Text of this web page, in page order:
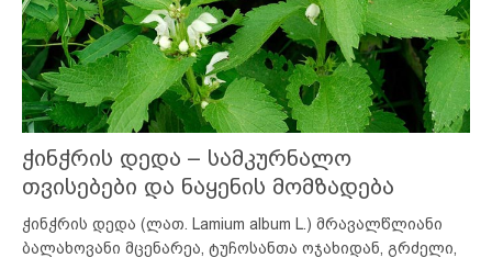
ჭინჭრის დედა – სამკურნალო
თვისებები და ნაყენის მომზადება
ჭინჭრის დედა (ლათ. Lamium album L.) მრავალწლიანი
ბალახოვანი მცენარეა, ტუჩოსანთა ოჯახიდან, გრძელი,